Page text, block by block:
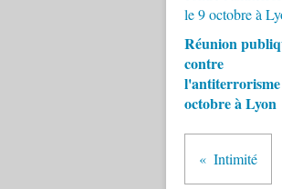
Réunion
contre
l'antiterrorisme
octobre à Lyon
Intimité